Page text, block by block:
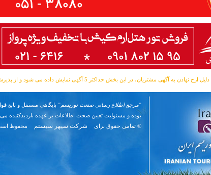
ارج نهادن به آگهی مشتریان، در این بخش حداکثر 5 آگهی نمایش داده می شود و از پذیرش تعداد آگهی بیشتر معذوریم.
"مرجع اطلاع رسانی صنعت توریسم" پایگاهی مستقل و تابع
بوده و مسئوليت تعیین صحت اطلاعات بر عهده بازدیدکننده می
© تمامی حقوق برای
شرکت سپهر سیستم محفوظ است